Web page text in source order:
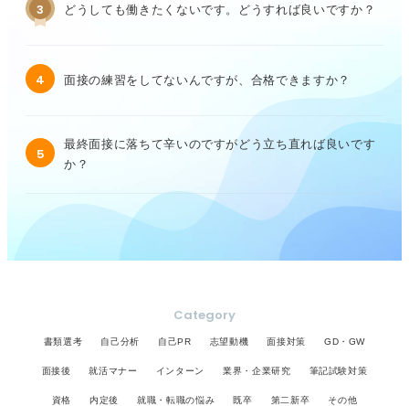
3 どうしても働きたくないです。どうすれば良いですか？
4 面接の練習をしてないんですが、合格できますか？
5
最終面接に落ちて辛いのですがどう立ち直れば良いです
か？
Category
書類選考 自己分析 自己PR 志望動機 面接対策 GD・GW
面接後 就活マナー インターン 業界・企業研究 筆記試験対策
資格 内定後 就職・転職の悩み 既卒 第二新卒 その他